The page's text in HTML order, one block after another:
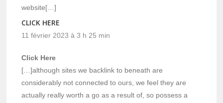
website[…]
CLICK HERE
11 février 2023 à 3 h 25 min
Click Here
[…]although sites we backlink to beneath are
considerably not connected to ours, we feel they are
actually really worth a go as a result of, so possess a